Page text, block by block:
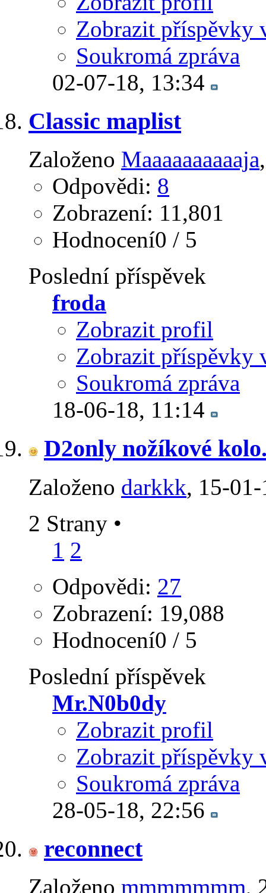
Zobrazit příspěvky
Soukromá zpráva
02-07-18, 13:34
Classic maplist
Založeno Maaaaaaaaaaja
Odpovědi: 8
Zobrazení: 11,801
Hodnocení0 / 5
Poslední příspěvek
froda
Zobrazit profil
Zobrazit příspěvky
Soukromá zpráva
18-06-18, 11:14
D2only nožíkové
Založeno darkkk‎, 15-
2 Strany •
1 2
Odpovědi: 27
Zobrazení: 19,088
Hodnocení0 / 5
Poslední příspěvek
Mr.N0b0dy
Zobrazit profil
Zobrazit příspěvky
Soukromá zpráva
28-05-18, 22:56
reconnect
Založeno mmmmmmm‎,